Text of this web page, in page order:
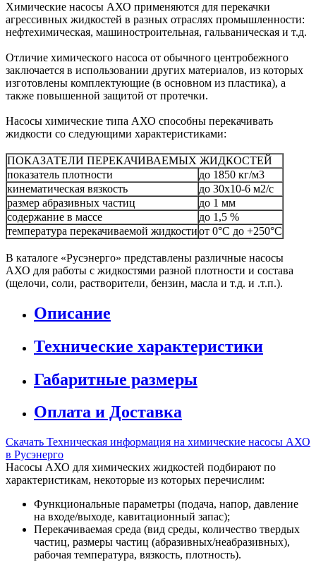
Химические насосы АХО применяются для перекачки
агрессивных жидкостей в разных отраслях промышленности:
нефтехимическая, машиностроительная, гальваническая и т.д.
Отличие химического насоса от обычного центробежного
заключается в использовании других материалов, из которых
изготовлены комплектующие (в основном из пластика), а
также повышенной защитой от протечки.
Насосы химические типа АХО способны перекачивать
жидкости со следующими характеристиками:
ПОКАЗАТЕЛИ ПЕРЕКАЧИВАЕМЫХ ЖИДКОСТЕЙ
показатель плотности
до 1850 кг/м3
кинематическая вязкость
до 30х10-6 м2/с
размер абразивных частиц
до 1 мм
содержание в массе
до 1,5 %
температура перекачиваемой жидкостиот 0°С до +250°С
В каталоге «Русэнерго» представлены различные насосы
АХО для работы с жидкостями разной плотности и состава
(щелочи, соли, растворители, бензин, масла и т.д. и .т.п.).
Описание
Технические характеристики
Габаритные размеры
Оплата и Доставка
Скачать Техническая информация на химические насосы АХО
в Русэнерго
Насосы АХО для химических жидкостей подбирают по
характеристикам, некоторые из которых перечислим:
Функциональные параметры (подача, напор, давление
на входе/выходе, кавитационный запас);
Перекачиваемая среда (вид среды, количество твердых
частиц, размеры частиц (абразивных/неабразивных),
рабочая температура, вязкость, плотность).